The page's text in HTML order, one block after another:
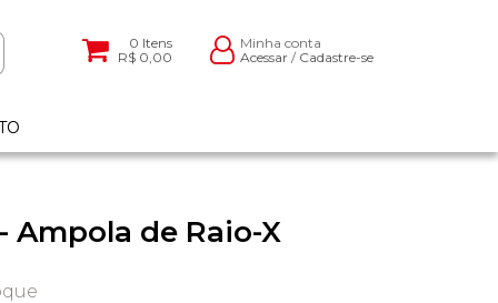
0 Itens
R$ 0,00
Minha conta
Acessar / Cadastre-se
- Ampola de Raio-X